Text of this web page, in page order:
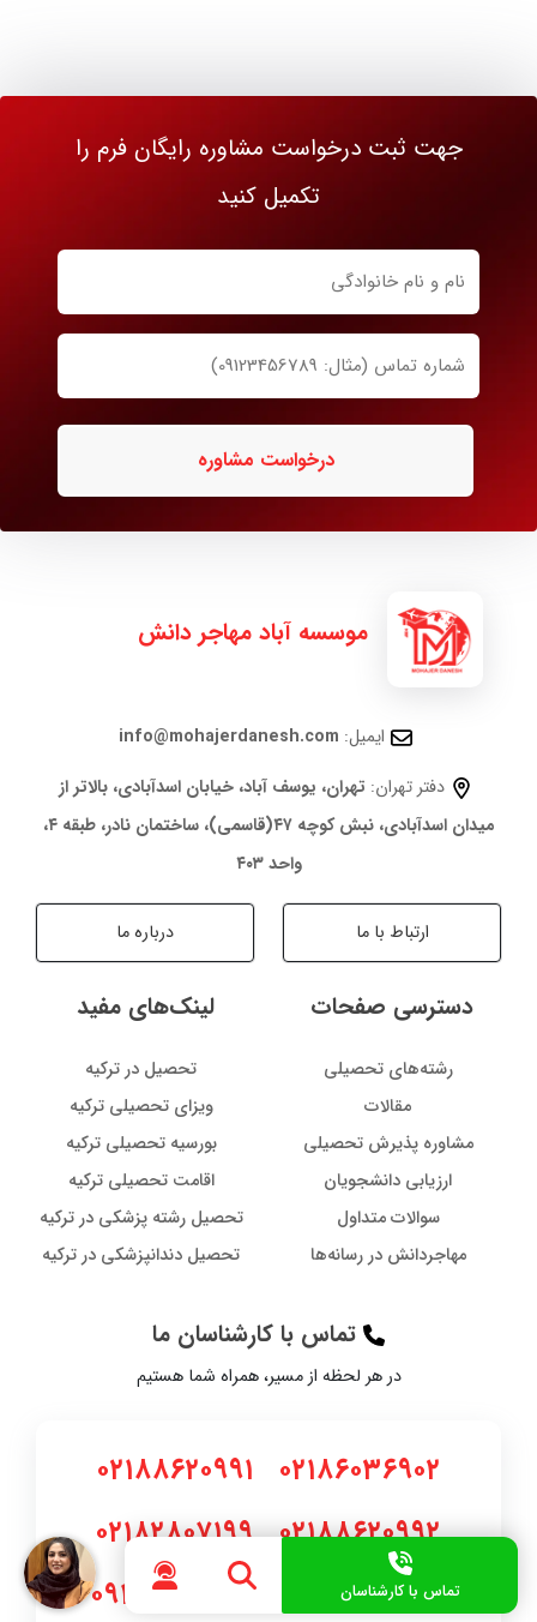
تماس با کارشناسان
جهت ثبت درخواست مشاوره رایگان فرم را
تکمیل کنید
نام
نام
خانوادگی
ضروری
شماره
تماس
ضروری
موسسه آباد مهاجر دانش
ایمیل: info@mohajerdanesh.com
دفتر تهران: تهران، یوسف آباد، خیابان اسدآبادی، بالاتر از
میدان اسدآبادی، نبش کوچه ۴۷(قاسمی)، ساختمان نادر، طبقه ۴،
واحد ۴۰۳
ارتباط با ما درباره ما
دسترسی صفحات
رشته‌های تحصیلی
مقالات
مشاوره پذیرش تحصیلی
ارزیابی دانشجویان
سوالات متداول
مهاجردانش در رسانه‌ها
لینک‌های مفید
تحصیل در ترکیه
ویزای تحصیلی ترکیه
بورسیه تحصیلی ترکیه
اقامت تحصیلی ترکیه
تحصیل رشته پزشکی در ترکیه
تحصیل دندانپزشکی در ترکیه
تماس با کارشناسان ما
در هر لحظه از مسیر، همراه شما هستیم
۰۲۱۸۶۰۳۶۹۰۲
۰۲۱۸۸۶۲۰۹۹۱
۰۲۱۸۸۶۲۰۹۹۲ ۰۲۱۸۲۸۰۷۱۹۹
۰۹۱۹۲۷۹۸۷۹۰
۰۹۱۹۲۷۹۳۷۹۰